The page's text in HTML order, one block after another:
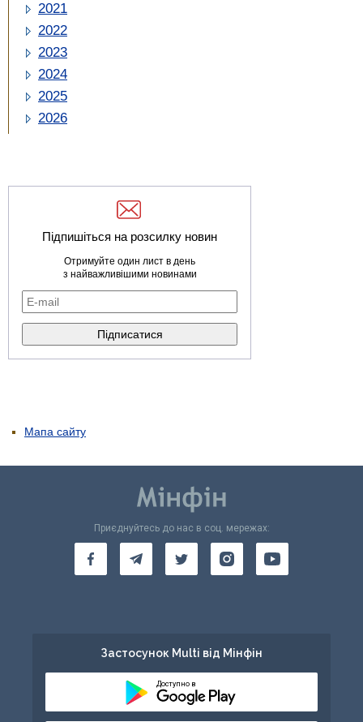
2021
2022
2023
2024
2025
2026
Підпишіться на розсилку новин
Отримуйте один лист в день
з найважливішими новинами
Мапа сайту
Приєднуйтесь до нас в соц. мережах:
Застосунок Multi від Мінфін
Доступно в